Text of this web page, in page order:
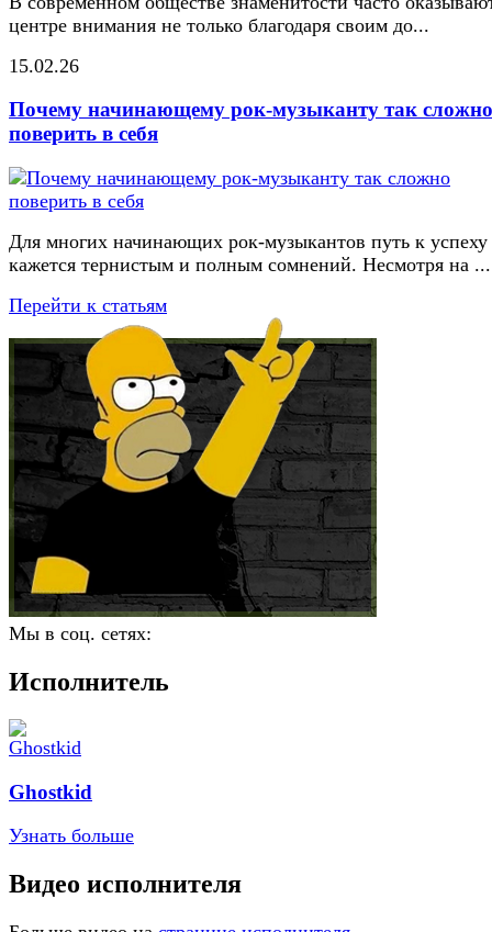
центре внимания не только благодаря своим до...
15.02.26
Почему начинающему рок-музыканту так сложно
поверить в себя
Для многих начинающих рок-музыкантов путь к успеху
кажется тернистым и полным сомнений. Несмотря на ...
Перейти к статьям
Мы в соц. сетях:
Исполнитель
Ghostkid
Узнать больше
Видео исполнителя